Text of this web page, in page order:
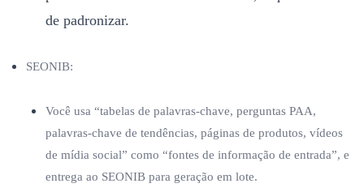
de padronizar.
SEONIB:
Você usa “tabelas de palavras-chave, perguntas PAA,
palavras-chave de tendências, páginas de produtos, vídeos
de mídia social” como “fontes de informação de entrada”, e
entrega ao SEONIB para geração em lote.